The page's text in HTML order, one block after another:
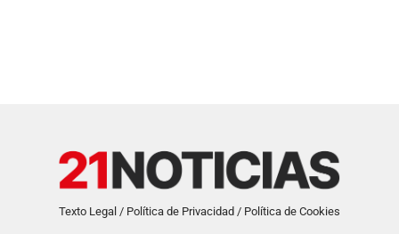
Texto Legal / Política de Privacidad / Política de Cookies